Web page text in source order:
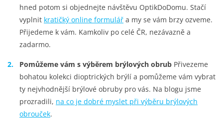
hned potom si objednejte návštěvu OptikDoDomu. Stačí
vyplnit kratičký online formulář a my se vám brzy ozveme.
Přijedeme k vám. Kamkoliv po celé ČR, nezávazně a
zadarmo.
Pomůžeme vám s výběrem brýlových obrub Přivezeme
bohatou kolekci dioptrických brýlí a pomůžeme vám vybrat
ty nejvhodnější brýlové obruby pro vás. Na blogu jsme
prozradili, na co je dobré myslet při výběru brýlových
obrouček.